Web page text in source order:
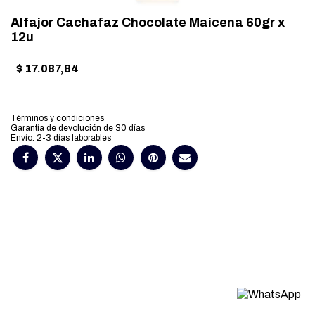
Alfajor Cachafaz Chocolate Maicena 60gr x
12u
$ 17.087,84
Términos y condiciones
Garantía de devolución de 30 días
Envío: 2-3 días laborables